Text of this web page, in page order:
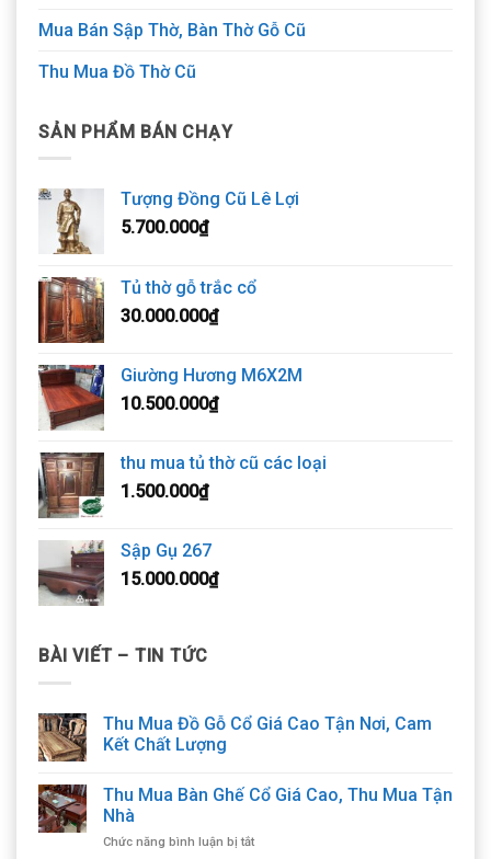
Mua Bán Sập Thờ, Bàn Thờ Gỗ Cũ
Thu Mua Đồ Thờ Cũ
SẢN PHẨM BÁN CHẠY
Tượng Đồng Cũ Lê Lợi
5.700.000₫
Tủ thờ gỗ trắc cổ
30.000.000₫
Giường Hương M6X2M
10.500.000₫
thu mua tủ thờ cũ các loại
1.500.000₫
Sập Gụ 267
15.000.000₫
BÀI VIẾT – TIN TỨC
Thu Mua Đồ Gỗ Cổ Giá Cao Tận Nơi, Cam
Kết Chất Lượng
Thu Mua Bàn Ghế Cổ Giá Cao, Thu Mua Tận
Nhà
Chức năng bình luận bị tắtở